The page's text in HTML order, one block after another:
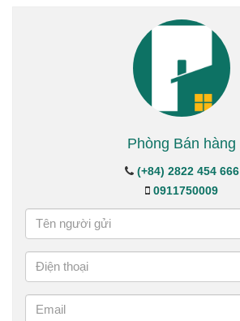
Phòng Bán hàng
(+84) 2822 454 666
0911750009